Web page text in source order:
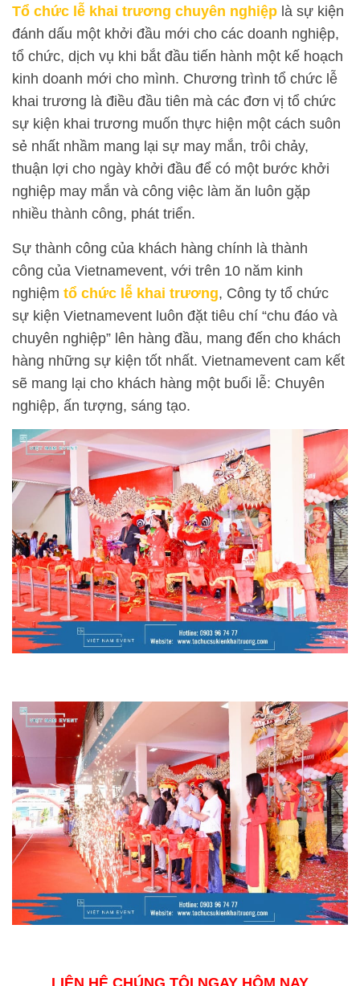
Tổ chức lễ khai trương chuyên nghiệp là sự kiện
đánh dấu một khởi đầu mới cho các doanh nghiệp,
tổ chức, dịch vụ khi bắt đầu tiến hành một kế hoạch
kinh doanh mới cho mình. Chương trình tổ chức lễ
khai trương là điều đầu tiên mà các đơn vị tổ chức
sự kiện khai trương muốn thực hiện một cách suôn
sẻ nhất nhầm mang lại sự may mắn, trôi chảy,
thuận lợi cho ngày khởi đầu để có một bước khởi
nghiệp may mắn và công việc làm ăn luôn gặp
nhiều thành công, phát triển.
Sự thành công của khách hàng chính là thành
công của Vietnamevent, với trên 10 năm kinh
nghiệm tổ chức lễ khai trương, Công ty tổ chức
sự kiện Vietnamevent luôn đặt tiêu chí “chu đáo và
chuyên nghiệp” lên hàng đầu, mang đến cho khách
hàng những sự kiện tốt nhất. Vietnamevent cam kết
sẽ mang lại cho khách hàng một buổi lễ: Chuyên
nghiệp, ấn tượng, sáng tạo.